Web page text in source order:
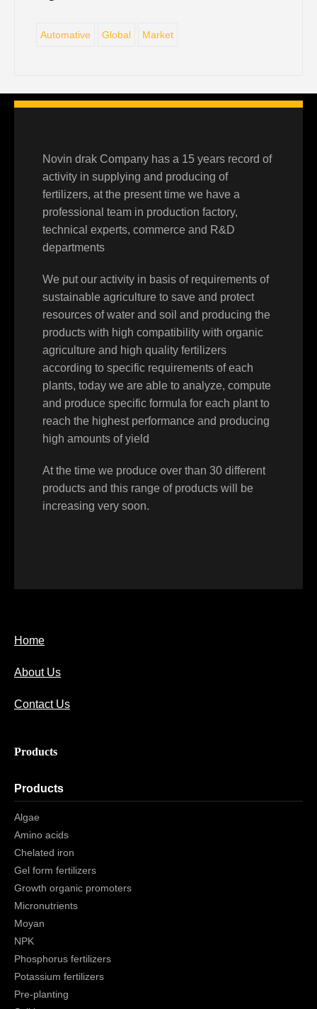
Automative Global Market
Novin drak Company has a 15 years record of
activity in supplying and producing of
fertilizers, at the present time we have a
professional team in production factory,
technical experts, commerce and R&D
departments
We put our activity in basis of requirements of
sustainable agriculture to save and protect
resources of water and soil and producing the
products with high compatibility with organic
agriculture and high quality fertilizers
according to specific requirements of each
plants, today we are able to analyze, compute
and produce specific formula for each plant to
reach the highest performance and producing
high amounts of yield
At the time we produce over than 30 different
products and this range of products will be
increasing very soon.
Home
About Us
Contact Us
Products
Products
Algae
Amino acids
Chelated iron
Gel form fertilizers
Growth organic promoters
Micronutrients
Moyan
NPK
Phosphorus fertilizers
Potassium fertilizers
Pre-planting